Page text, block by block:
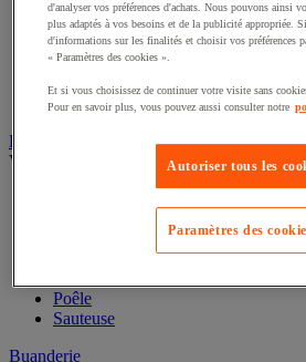
Accessoires de table
Linge de table et de cuisine
Menu et affichage
Vaisselle professionnelle pour
Batterie de cuisine
Couvercle et accessoires
Marmite, cocotte et faitout
Plat à usage spécifique
Poêle
d'analyser vos préférences d'achats. Nous pouvons ainsi
plus adaptés à vos besoins et de la publicité appropriée.
d'informations sur les finalités et choisir vos préférences
« Paramètres des cookies ».
Et si vous choisissez de continuer votre visite sans
Pour en savoir plus, vous pouvez aussi consulter notre
Autoriser tous les
Paramètres des